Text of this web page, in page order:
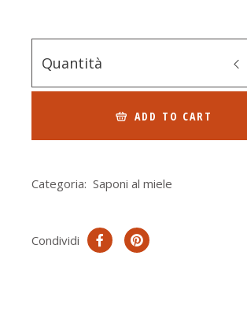
Quantità
ADD TO CART
Categoria: Saponi al miele
Condividi